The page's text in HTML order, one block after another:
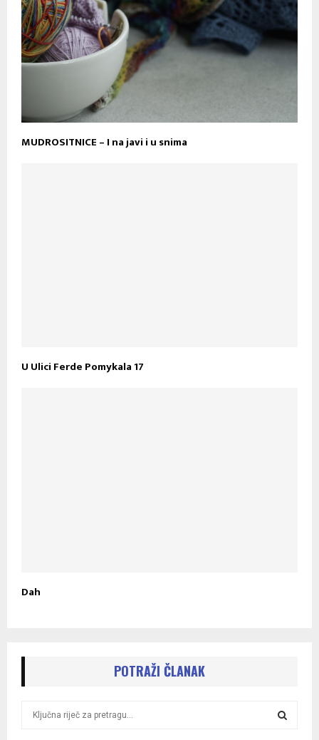
MUDROSITNICE – I na javi i u snima
U Ulici Ferde Pomykala 17
Dah
POTRAŽI ČLANAK